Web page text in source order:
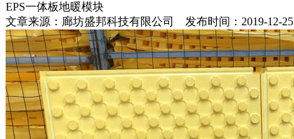
EPS一体板地暖模块
文章来源：廊坊盛邦科技有限公司 发布时间：2019-12-25